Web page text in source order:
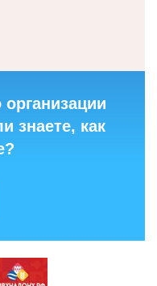
знаете, как